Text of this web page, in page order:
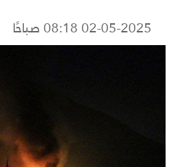
02-05-2025 08:18 صباحًا